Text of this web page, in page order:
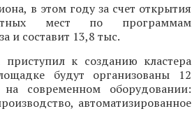
в этом году за счет открытия
мест по программам
и составит 13,8 тыс.
к созданию кластера
будут организованы 12
современном оборудовании:
автоматизированное